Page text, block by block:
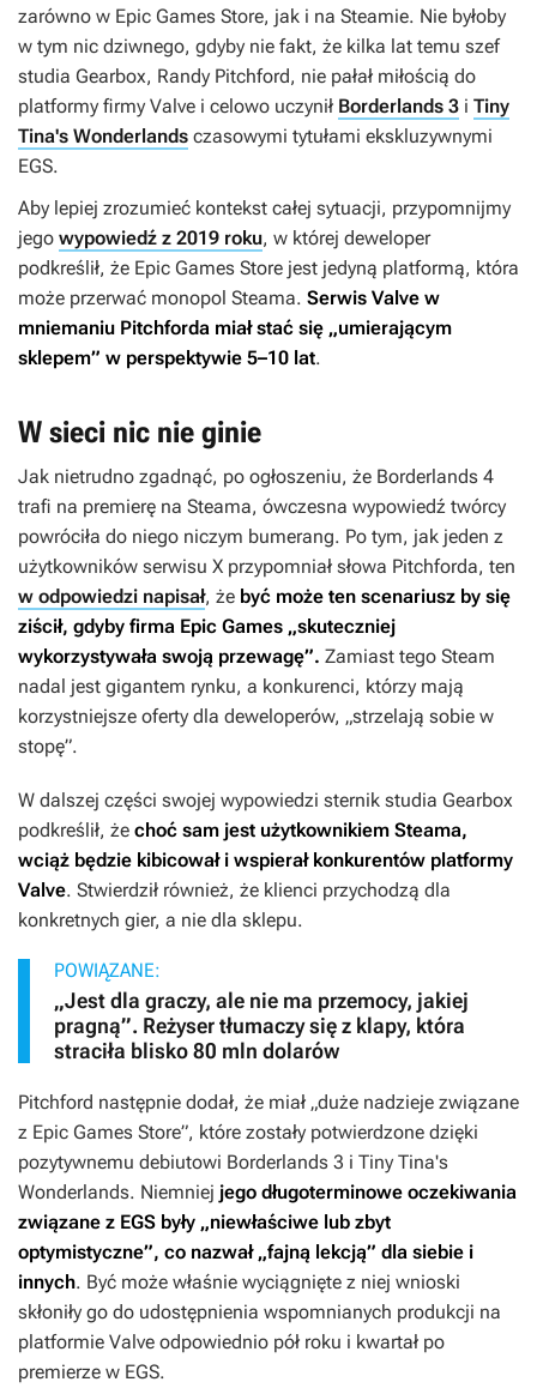
zarówno w Epic Games Store, jak i na Steamie. Nie byłoby
w tym nic dziwnego, gdyby nie fakt, że kilka lat temu szef
studia Gearbox, Randy Pitchford, nie pałał miłością do
platformy firmy Valve i celowo uczynił Borderlands 3 i Tiny
Tina's Wonderlands czasowymi tytułami ekskluzywnymi
EGS.
Aby lepiej zrozumieć kontekst całej sytuacji, przypomnijmy
jego wypowiedź z 2019 roku, w której deweloper
podkreślił, że Epic Games Store jest jedyną platformą, która
może przerwać monopol Steama. Serwis Valve w
mniemaniu Pitchforda miał stać się „umierającym
sklepem” w perspektywie 5–10 lat.
W sieci nic nie ginie
Jak nietrudno zgadnąć, po ogłoszeniu, że Borderlands 4
trafi na premierę na Steama, ówczesna wypowiedź twórcy
powróciła do niego niczym bumerang. Po tym, jak jeden z
użytkowników serwisu X przypomniał słowa Pitchforda, ten
w odpowiedzi napisał, że być może ten scenariusz by się
ziścił, gdyby firma Epic Games „skuteczniej
wykorzystywała swoją przewagę”. Zamiast tego Steam
nadal jest gigantem rynku, a konkurenci, którzy mają
korzystniejsze oferty dla deweloperów, „strzelają sobie w
stopę”.
W dalszej części swojej wypowiedzi sternik studia Gearbox
podkreślił, że choć sam jest użytkownikiem Steama,
wciąż będzie kibicował i wspierał konkurentów platformy
Valve. Stwierdził również, że klienci przychodzą dla
konkretnych gier, a nie dla sklepu.
POWIĄZANE:
„Jest dla graczy, ale nie ma przemocy, jakiej
pragną”. Reżyser tłumaczy się z klapy, która
straciła blisko 80 mln dolarów
Pitchford następnie dodał, że miał „duże nadzieje związane
z Epic Games Store”, które zostały potwierdzone dzięki
pozytywnemu debiutowi Borderlands 3 i Tiny Tina's
Wonderlands. Niemniej jego długoterminowe oczekiwania
związane z EGS były „niewłaściwe lub zbyt
optymistyczne”, co nazwał „fajną lekcją” dla siebie i
innych. Być może właśnie wyciągnięte z niej wnioski
skłoniły go do udostępnienia wspomnianych produkcji na
platformie Valve odpowiednio pół roku i kwartał po
premierze w EGS.